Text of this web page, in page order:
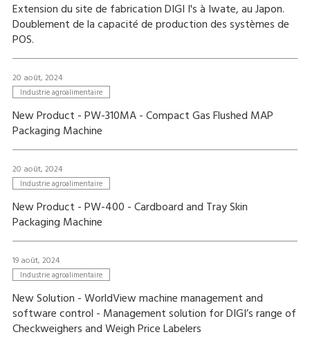
Extension du site de fabrication DIGI I's à Iwate, au Japon.
Doublement de la capacité de production des systèmes de
POS.
20 août, 2024
Industrie agroalimentaire
New Product - PW-310MA - Compact Gas Flushed MAP
Packaging Machine
20 août, 2024
Industrie agroalimentaire
New Product - PW-400 - Cardboard and Tray Skin
Packaging Machine
19 août, 2024
Industrie agroalimentaire
New Solution - WorldView machine management and
software control - Management solution for DIGI’s range of
Checkweighers and Weigh Price Labelers